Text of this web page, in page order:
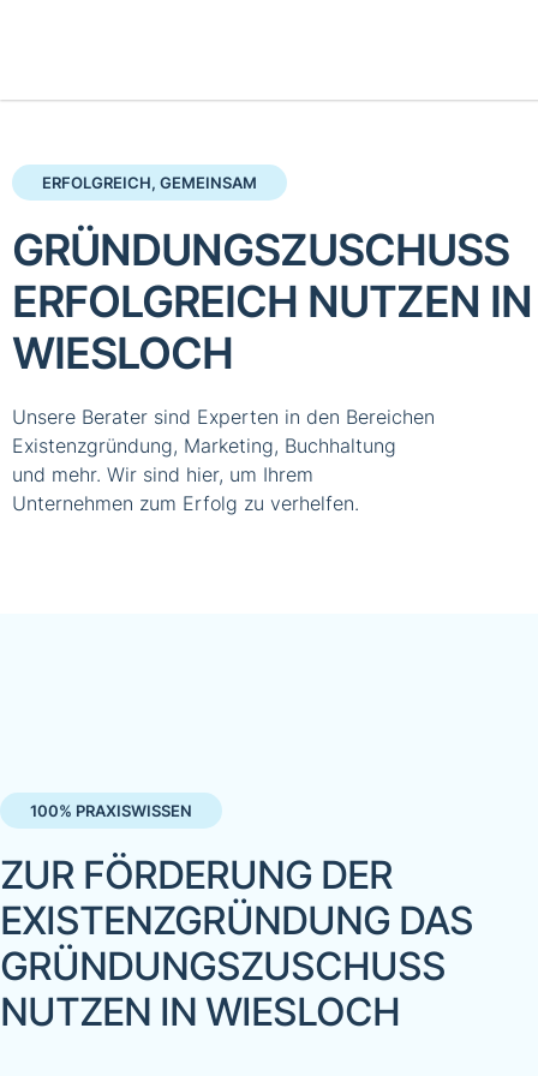
ERFOLGREICH, GEMEINSAM
GRÜNDUNGSZUSCHUSS
ERFOLGREICH NUTZEN IN
WIESLOCH
Unsere Berater sind Experten in den Bereichen
Existenzgründung, Marketing, Buchhaltung
und mehr. Wir sind hier, um Ihrem
Unternehmen zum Erfolg zu verhelfen.
100% PRAXISWISSEN
ZUR FÖRDERUNG DER
EXISTENZGRÜNDUNG DAS
GRÜNDUNGSZUSCHUSS
NUTZEN IN WIESLOCH